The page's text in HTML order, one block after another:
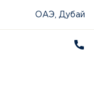
ОАЭ, Дубай